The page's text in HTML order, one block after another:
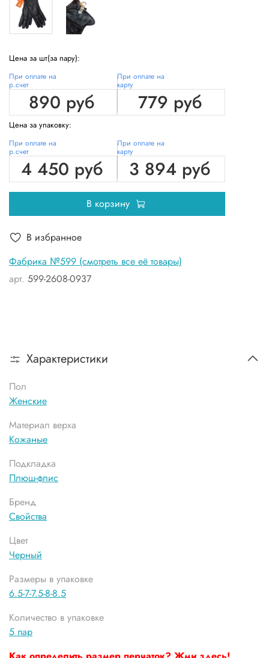
Фабрика №599 (смотреть все её товары)
арт. 599-2608-0937
Цена за шт(за пару):
При оплате на
р.счет
890 руб
При оплате на
карту
779 руб
Цена за упаковку:
При оплате на
р.счет
4 450 руб
При оплате на
карту
3 894 руб
В корзину
В избранное
Характеристики
Пол
Женские
Материал верха
Кожаные
Подкладка
Плюш-флис
Бренд
Свойства
Цвет
Черный
Размеры в упаковке
6.5-7-7.5-8-8.5
Количество в упаковке
5 пар